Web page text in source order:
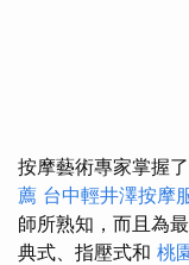
按摩藝術專家掌握
薦 台中輕井澤按摩
師所熟知，而且為
典式、指壓式和 桃